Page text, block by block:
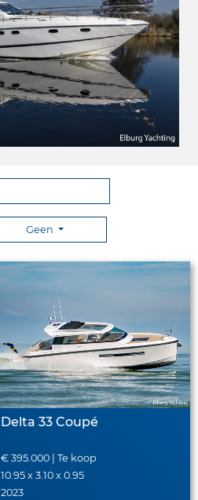
Geen
Delta 33 Coupé
€ 395.000 | Te koop
10.95 x 3.10 x 0.95
2023